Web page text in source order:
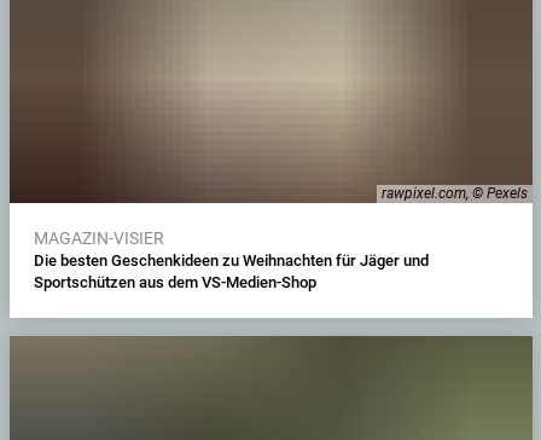
rawpixel.com, © Pexels
MAGAZIN-VISIER
Die besten Geschenkideen zu Weihnachten für Jäger und
Sportschützen aus dem VS-Medien-Shop